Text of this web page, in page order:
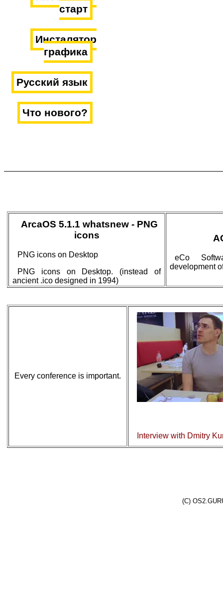
старт
Инсталятор
графика
Русский язык
Что нового?
ArcaOS 5.1.1 whatsnew - PNG
icons
PNG icons on Desktop
PNG icons on Desktop. (instead of
ancient .ico designed in 1994)
eCo
development
Every conference is important.
Interview with Dmitry
(C)